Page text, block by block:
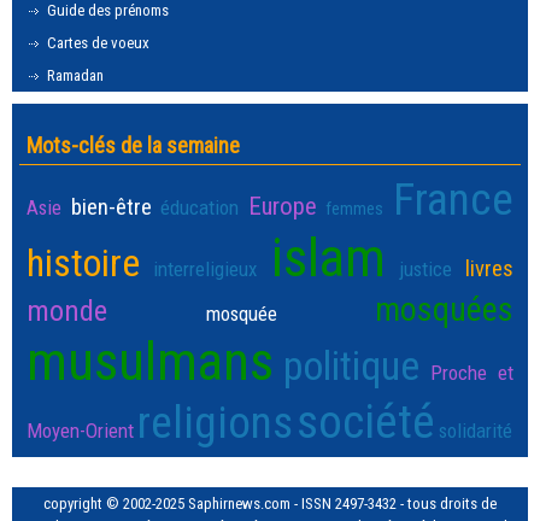
Guide des prénoms
Cartes de voeux
Ramadan
Mots-clés de la semaine
Asie bien-être éducation Europe femmes France
histoire interreligieux islam justice livres
monde mosquée mosquées
musulmans politique Proche et
Moyen-Orient religionssociété solidarité
copyright © 2002-2025 Saphirnews.com - ISSN 2497-3432 - tous droits de